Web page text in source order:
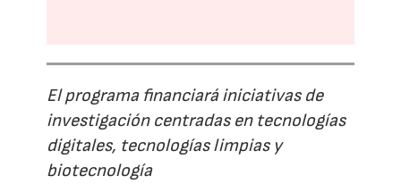
El programa financiará iniciativas de
investigación centradas en tecnologías
digitales, tecnologías limpias y
biotecnología